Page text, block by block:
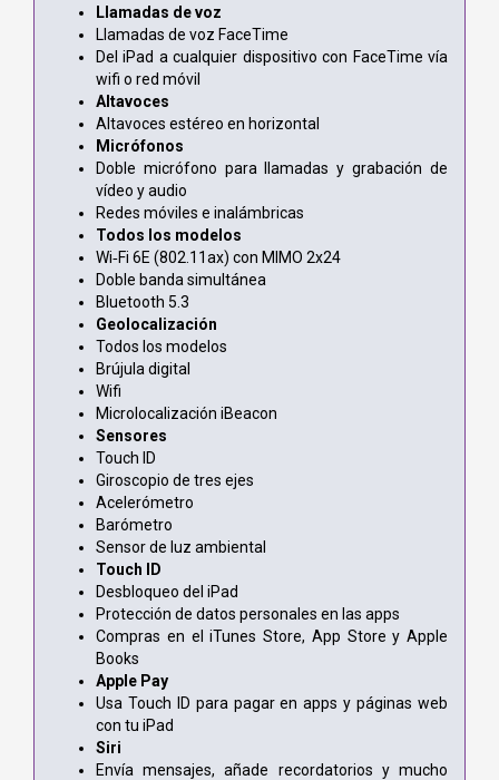
Llamadas de voz
Llamadas de voz FaceTime
Del iPad a cualquier dispositivo con FaceTime vía
wifi o red móvil
Altavoces
Altavoces estéreo en horizontal
Micrófonos
Doble micrófono para llamadas y grabación de
vídeo y audio
Redes móviles e inalámbricas
Todos los modelos
Wi‑Fi 6E (802.11ax) con MIMO 2x24
Doble banda simultánea
Bluetooth 5.3
Geolocalización
Todos los modelos
Brújula digital
Wifi
Microlocalización iBeacon
Sensores
Touch ID
Giroscopio de tres ejes
Acelerómetro
Barómetro
Sensor de luz ambiental
Touch ID
Desbloqueo del iPad
Protección de datos personales en las apps
Compras en el iTunes Store, App Store y Apple
Books
Apple Pay
Usa Touch ID para pagar en apps y páginas web
con tu iPad
Siri
Envía mensajes, añade recordatorios y mucho